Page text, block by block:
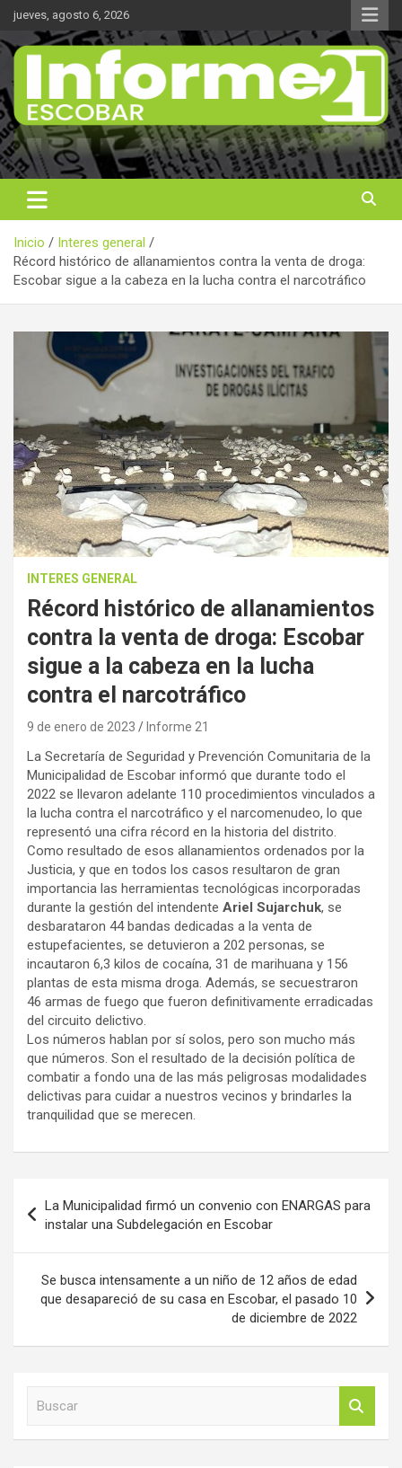
Saltar
contenido
jueves, agosto 6, 2026
Informe 21
Noticas reales
Inicio
Interes general
Récord histórico de allanamientos contra la venta de droga:
Escobar sigue a la cabeza en la lucha contra el narcotráfico
INTERES GENERAL
Récord histórico de allanamientos
contra la venta de droga: Escobar
sigue a la cabeza en la lucha
contra el narcotráfico
9 de enero de 2023 Informe 21
La Secretaría de Seguridad y Prevención Comunitaria de la
Municipalidad de Escobar informó que durante todo el
2022 se llevaron adelante 110 procedimientos vinculados a
la lucha contra el narcotráfico y el narcomenudeo, lo que
representó una cifra récord en la historia del distrito.
Como resultado de esos allanamientos ordenados por la
Justicia, y que en todos los casos resultaron de gran
importancia las herramientas tecnológicas incorporadas
durante la gestión del intendente Ariel Sujarchuk, se
desbarataron 44 bandas dedicadas a la venta de
estupefacientes, se detuvieron a 202 personas, se
incautaron 6,3 kilos de cocaína, 31 de marihuana y 156
plantas de esta misma droga. Además, se secuestraron
46 armas de fuego que fueron definitivamente erradicadas
del circuito delictivo.
Los números hablan por sí solos, pero son mucho más
que números. Son el resultado de la decisión política de
combatir a fondo una de las más peligrosas modalidades
delictivas para cuidar a nuestros vecinos y brindarles la
tranquilidad que se merecen.
de
entradas
La Municipalidad firmó un convenio con ENARGAS para
instalar una Subdelegación en Escobar
Se busca intensamente a un niño de 12 años de edad
que desapareció de su casa en Escobar, el pasado 10
de diciembre de 2022